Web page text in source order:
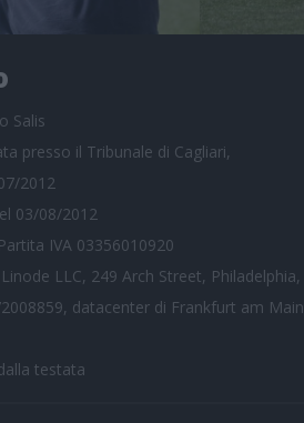
Salis
presso il Tribunale di Cagliari,
2012
03/08/2012
IVA 03356010920
LLC, 249 Arch Street, Philadelphia,
datacenter di Frankfurt am Main
testata